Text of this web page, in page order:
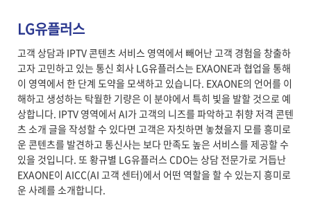
LG유플러스
고객 상담과 IPTV 콘텐츠 서비스 영역에서 빼어난 고객 경험을 창출하
고자 고민하고 있는 통신 회사 LG유플러스는 EXAONE과 협업을 통해
이 영역에서 한 단계 도약을 모색하고 있습니다. EXAONE의 언어를 이
해하고 생성하는 탁월한 기량은 이 분야에서 특히 빛을 발할 것으로 예
상합니다. IPTV 영역에서 AI가 고객의 니즈를 파악하고 취향 저격 콘텐
츠 소개 글을 작성할 수 있다면 고객은 자칫하면 놓쳤을지 모를 흥미로
운 콘텐츠를 발견하고 통신사는 보다 만족도 높은 서비스를 제공할 수
있을 것입니다. 또 황규별 LG유플러스 CDO는 상담 전문가로 거듭난
EXAONE이 AICC(AI 고객 센터)에서 어떤 역할을 할 수 있는지 흥미로
운 사례를 소개합니다.